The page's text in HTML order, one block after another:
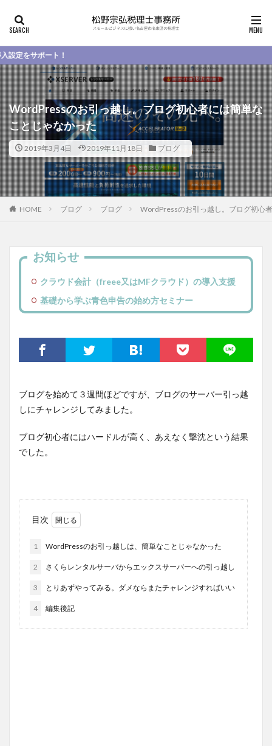
ト！
WordPressのお引っ越し。ブログ初心者には簡単な
ことじゃなかった
2019年3月4日 2019年11月18日 ブログ
HOME ブログ ブログ WordPressのお引っ越し。ブログ初心
お知らせ
クラウド会計（freee又はMFクラウド）の導入支援
基礎から学ぶ青色申告の始め方セミナー
ブログを始めて３週間ほどですが、ブログのサーバー引っ越
しにチャレンジしてみました。
ブログ初心者にはハードルが高く、あえなく撃沈という結果
でした。
目次
1 WordPressのお引っ越しは、簡単なことじゃなかった
2 さくらレンタルサーバからエックスサーバーへの引っ越し
3 とりあずやってみる。ダメならまたチャレンジすればいい
4 編集後記